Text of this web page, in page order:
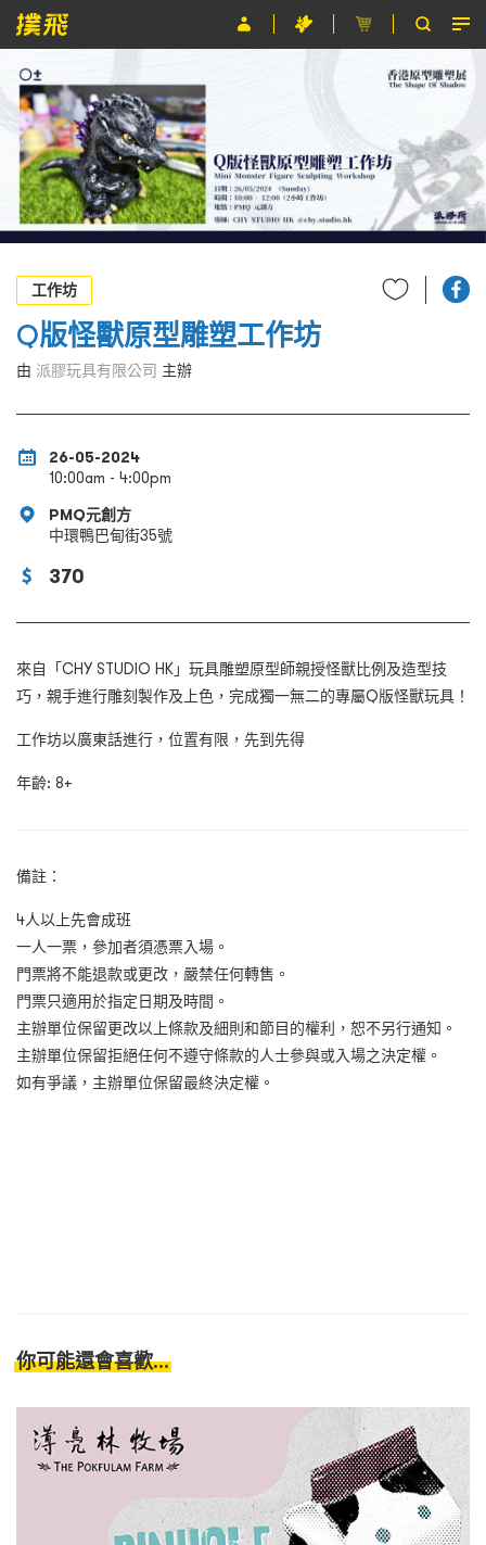
節目
主辦單位
關於撲飛
條款及細則
EN
工作坊
Q版怪獸原型雕塑工作坊
由 派膠玩具有限公司 主辦
26-05-2024
10:00am - 4:00pm
PMQ元創方
中環鴨巴甸街35號
370
來自「CHY STUDIO HK」玩具雕塑原型師親授怪獸比例及造型技
巧，親手進行雕刻製作及上色，完成獨一無二的專屬Q版怪獸玩具！
工作坊以廣東話進行，位置有限，先到先得
年齡: 8+
備註：
4人以上先會成班
一人一票，參加者須憑票入場。
門票將不能退款或更改，嚴禁任何轉售。
門票只適用於指定日期及時間。
主辦單位保留更改以上條款及細則和節目的權利，恕不另行通知。
主辦單位保留拒絕任何不遵守條款的人士參與或入場之決定權。
如有爭議，主辦單位保留最終決定權。
你可能還會喜歡...